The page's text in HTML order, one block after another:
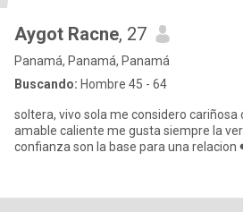
Aygot Racne, 27
Panamá, Panamá, Panamá
Buscando: Hombre 45 - 64
soltera, vivo sola me considero
amable caliente me gusta siempre la
confianza son la base para una relacion